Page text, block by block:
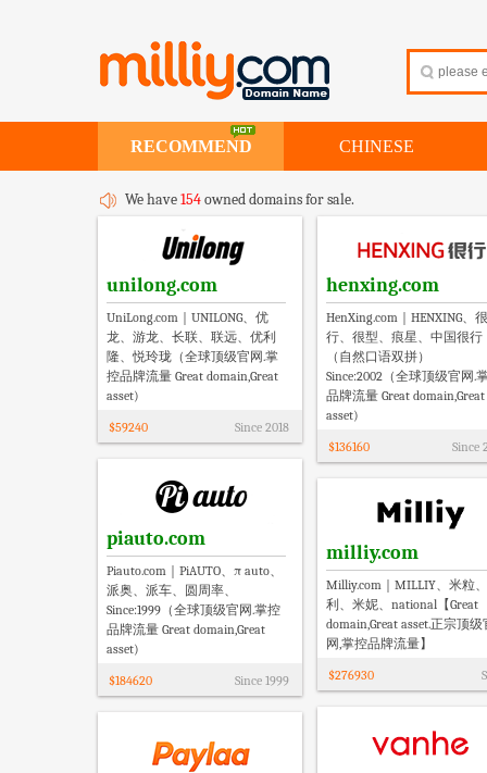
RECOMMEND CHINESE
We have154owned domains for sale.
unilong.com
UniLong.com｜UNILONG、优
龙、游龙、长联、联远、优利
隆、悦玲珑（全球顶级官网.掌
控品牌流量 Great domain,Great
asset)
$59240 Since 2018
henxing.com
HenXing.com｜HENXING、很
行、很型、痕星、中国很行
（自然口语双拼）
Since:2002（全球顶级官网.
品牌流量 Great domain,Great
asset)
$136160 Since
piauto.com
Piauto.com｜PiAUTO、π auto、
派奥、派车、圆周率、
Since:1999（全球顶级官网.掌控
品牌流量 Great domain,Great
asset)
$184620 Since 1999
milliy.com
Milliy.com｜MILLIY、米粒
利、米妮、national【Great
domain,Great asset.正宗顶级
网,掌控品牌流量】
$276930